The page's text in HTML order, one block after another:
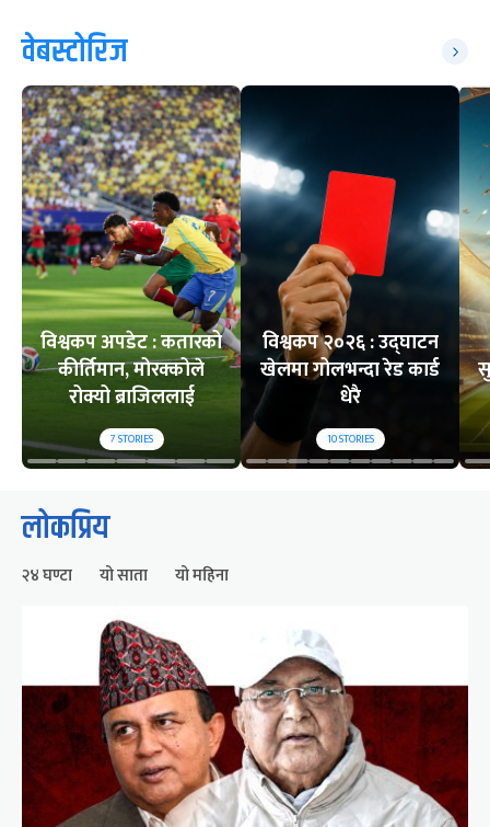
वेबस्टोरिज
विश्वकप अपडेट : कतारको
कीर्तिमान, मोरक्कोले
रोक्यो ब्राजिललाई
7STORIES
विश्वकप २०२६ : उद्घाटन
खेलमा गोलभन्दा रेड कार्ड
धेरै
10STORIES
लोकप्रिय
२४ घण्टा यो साता यो महिना